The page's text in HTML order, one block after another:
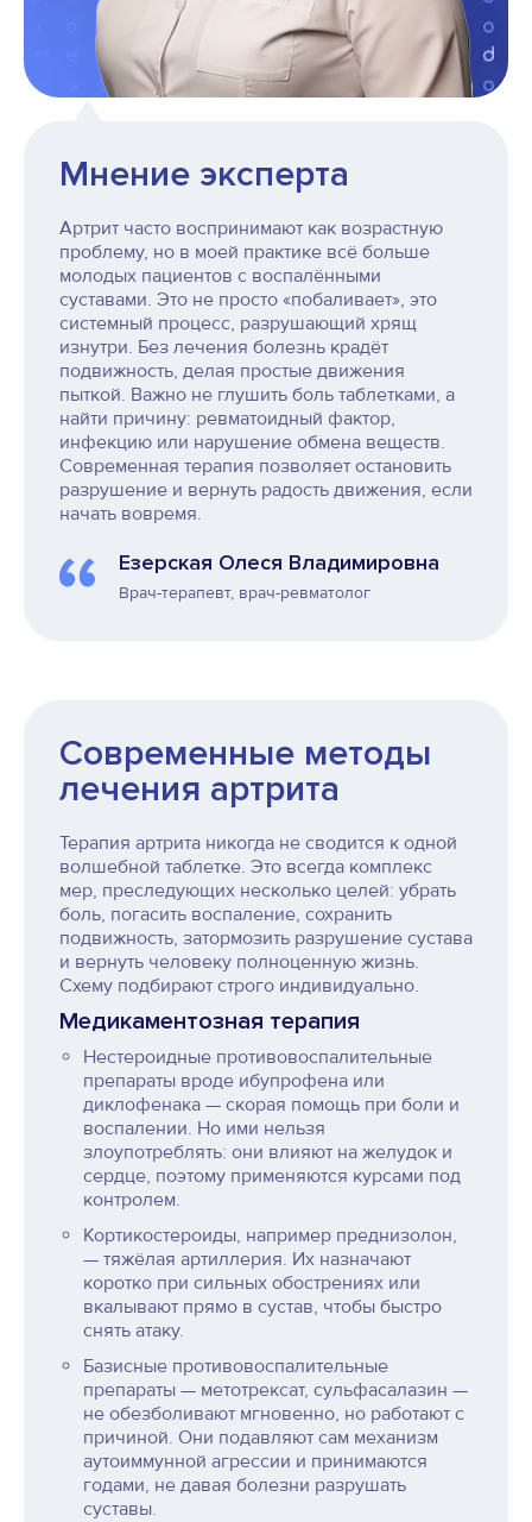
Мнение эксперта
Артрит часто воспринимают как возрастную
проблему, но в моей практике всё больше
молодых пациентов с воспалёнными
суставами. Это не просто «побаливает», это
системный процесс, разрушающий хрящ
изнутри. Без лечения болезнь крадёт
подвижность, делая простые движения
пыткой. Важно не глушить боль таблетками, а
найти причину: ревматоидный фактор,
инфекцию или нарушение обмена веществ.
Современная терапия позволяет остановить
разрушение и вернуть радость движения, если
начать вовремя.
Езерская Олеся Владимировна
Врач-терапевт, врач-ревматолог
Современные методы
лечения артрита
Терапия артрита никогда не сводится к одной
волшебной таблетке. Это всегда комплекс
мер, преследующих несколько целей: убрать
боль, погасить воспаление, сохранить
подвижность, затормозить разрушение сустава
и вернуть человеку полноценную жизнь.
Схему подбирают строго индивидуально.
Медикаментозная терапия
Нестероидные противовоспалительные
препараты вроде ибупрофена или
диклофенака — скорая помощь при боли и
воспалении. Но ими нельзя
злоупотреблять: они влияют на желудок и
сердце, поэтому применяются курсами под
контролем.
Кортикостероиды, например преднизолон,
— тяжёлая артиллерия. Их назначают
коротко при сильных обострениях или
вкалывают прямо в сустав, чтобы быстро
снять атаку.
Базисные противовоспалительные
препараты — метотрексат, сульфасалазин —
не обезболивают мгновенно, но работают с
причиной. Они подавляют сам механизм
аутоиммунной агрессии и принимаются
годами, не давая болезни разрушать
суставы.